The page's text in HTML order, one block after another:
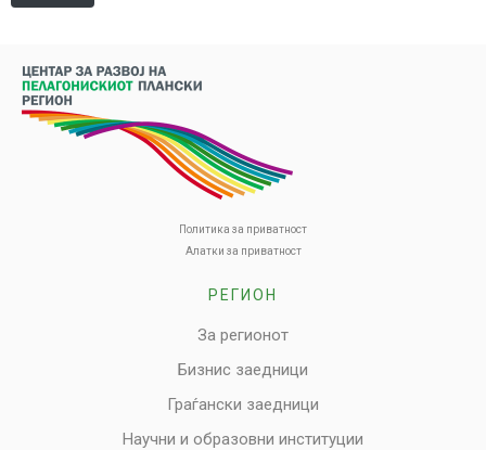
Политика за приватност
Алатки за приватност
РЕГИОН
За регионот
Бизнис заедници
Граѓански заедници
Научни и образовни институции